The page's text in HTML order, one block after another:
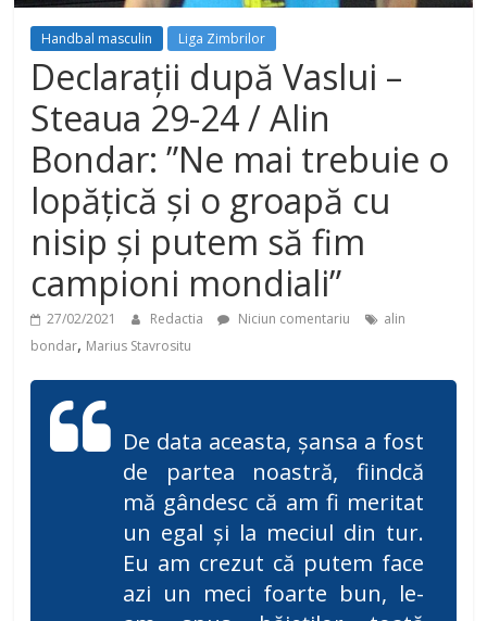
Handbal masculin Liga Zimbrilor
Declarații după Vaslui –
Steaua 29-24 / Alin
Bondar: ”Ne mai trebuie o
lopățică și o groapă cu
nisip și putem să fim
campioni mondiali”
27/02/2021 Redactia Niciun comentariu
alin
bondar, Marius Stavrositu
De data aceasta, șansa a fost
de partea noastră, fiindcă
mă gândesc că am fi meritat
un egal și la meciul din tur.
Eu am crezut că putem face
azi un meci foarte bun, le-